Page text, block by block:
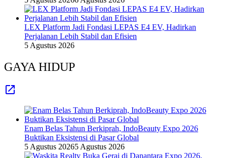
LEX Platform Jadi Fondasi LEPAS E4 EV, Hadirkan
Perjalanan Lebih Stabil dan Efisien
5 Agustus 2026
GAYA HIDUP
Enam Belas Tahun Berkiprah, IndoBeauty Expo 2026
Buktikan Eksistensi di Pasar Global
5 Agustus 20265 Agustus 2026